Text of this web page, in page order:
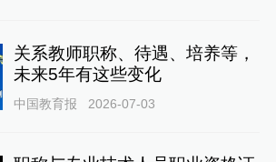
关系教师职称、待遇、培养等，
未来5年有这些变化
中国教育报 2026-07-03